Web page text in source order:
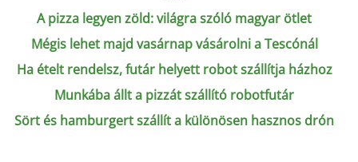
A pizza legyen zöld: világra szóló magyar ötlet
Mégis lehet majd vasárnap vásárolni a Tescónál
Ha ételt rendelsz, futár helyett robot szállítja házhoz
Munkába állt a pizzát szállító robotfutár
Sört és hamburgert szállít a különösen hasznos drón